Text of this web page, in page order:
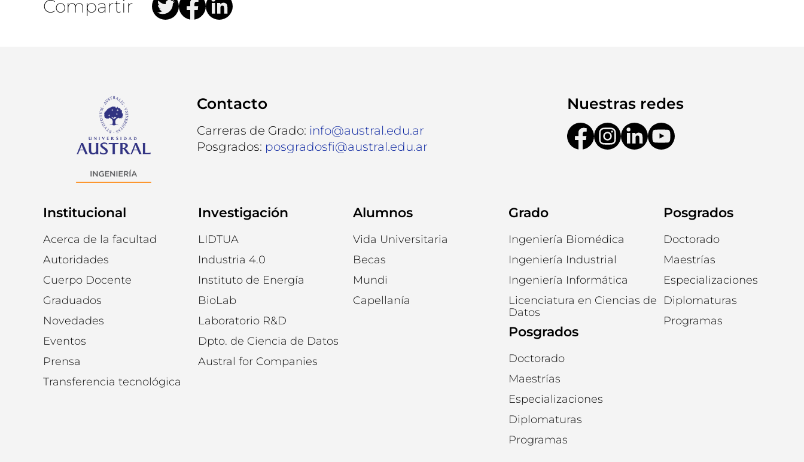
Compartir
Contacto
Carreras de Grado: info@austral.edu.ar
Posgrados: posgradosfi@austral.edu.ar
Nuestras redes
Institucional
Acerca de la facultad
Autoridades
Cuerpo Docente
Graduados
Novedades
Eventos
Prensa
Transferencia tecnológica
Investigación
LIDTUA
Industria 4.0
Instituto de Energía
BioLab
Laboratorio R&D
Dpto. de Ciencia de Datos
Austral for Companies
Alumnos
Vida Universitaria
Becas
Mundi
Capellanía
Grado
Ingeniería Biomédica
Ingeniería Industrial
Ingeniería Informática
Licenciatura en Ciencias de
Datos
Posgrados
Doctorado
Maestrías
Especializaciones
Diplomaturas
Programas
Posgrados
Doctorado
Maestrías
Especializaciones
Diplomaturas
Programas